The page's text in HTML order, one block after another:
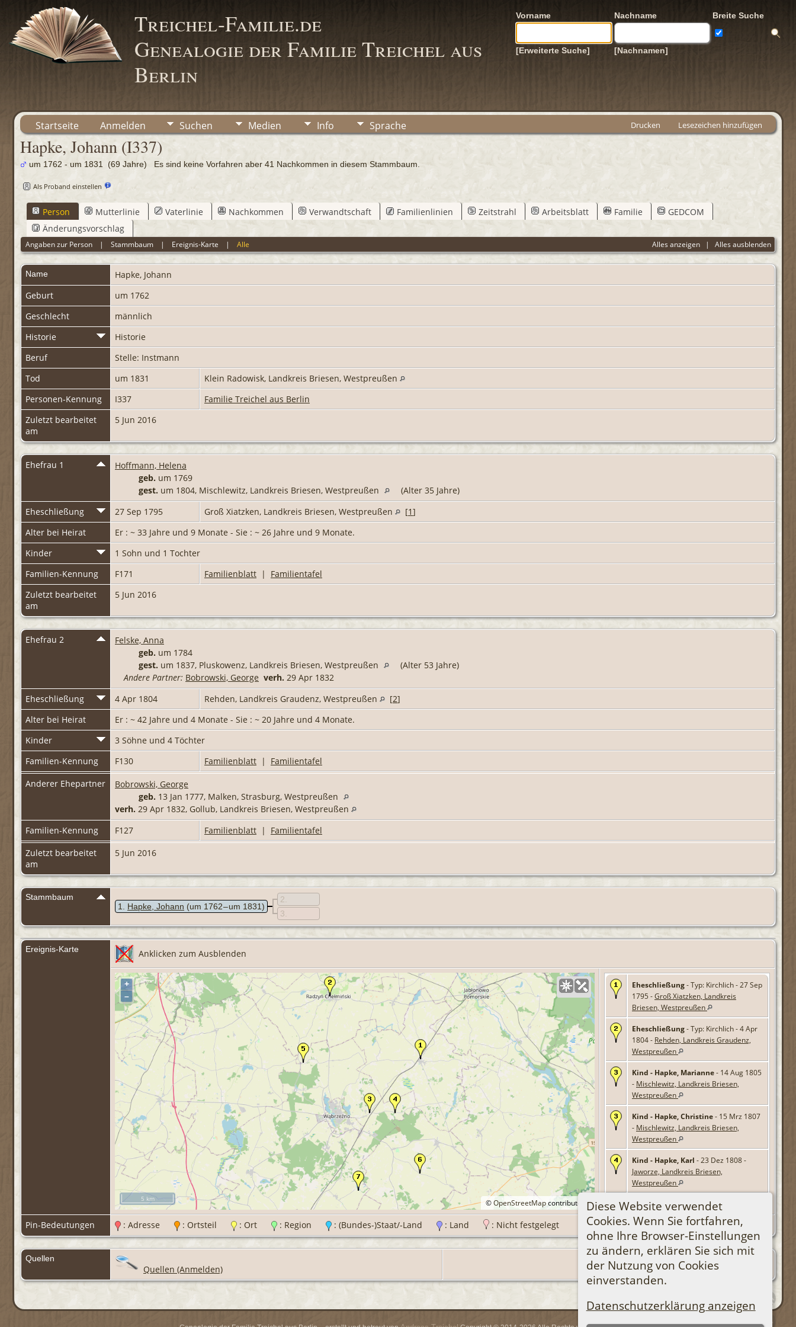
Treichel-Familie.de
Genealogie der Familie Treichel aus
Berlin
Vorname Nachname Breite Suche
[Erweiterte Suche] [Nachnamen]
Startseite Anmelden Suchen Medien Info Sprache Drucken Lesezeichen hinzufügen
Diese Website verwendet
Cookies. Wenn Sie fortfahren,
ohne Ihre Browser-Einstellungen
zu ändern, erklären Sie sich mit
der Nutzung von Cookies
einverstanden.
Datenschutzerklärung anzeigen
Hapke, Johann (I337)
um 1762 - um 1831 (69 Jahre) Es sind keine Vorfahren aber 41 Nachkommen in diesem Stammbaum.
Als Proband einstellen
Person Mutterlinie Vaterlinie Nachkommen Verwandtschaft Familienlinien Zeitstrahl Arbeitsblatt Familie
GEDCOM
Änderungsvorschlag
Alles anzeigen | Alles ausblenden
Angaben zur Person |Stammbaum | Ereignis-Karte |Alle
Name Hapke, Johann
Geburt
um 1762
Geschlecht
männlich
Historie
Historie
Beruf
Stelle: Instmann
Tod
um 1831
Klein Radowisk, Landkreis Briesen, Westpreußen
Personen-Kennung
I337
Familie Treichel aus Berlin
Zuletzt bearbeitet
am
5 Jun 2016
Ehefrau 1
Hoffmann, Helena
geb. um 1769
gest. um 1804, Mischlewitz, Landkreis Briesen, Westpreußen
(Alter 35 Jahre)
Eheschließung
27 Sep 1795 Groß Xiatzken, Landkreis Briesen, Westpreußen [1]
Alter bei Heirat
Er : ~ 33 Jahre und 9 Monate - Sie : ~ 26 Jahre und 9 Monate.
Kinder
1 Sohn und 1 Tochter
Familien-Kennung
F171 Familienblatt | Familientafel
Zuletzt bearbeitet
am
5 Jun 2016
Ehefrau 2
Felske, Anna
geb. um 1784
gest. um 1837, Pluskowenz, Landkreis Briesen, Westpreußen
(Alter 53 Jahre)
Andere Partner: Bobrowski, George verh. 29 Apr 1832
Eheschließung
4 Apr 1804 Rehden, Landkreis Graudenz, Westpreußen [2]
Alter bei Heirat
Er : ~ 42 Jahre und 4 Monate - Sie : ~ 20 Jahre und 4 Monate.
Kinder
3 Söhne und 4 Töchter
Familien-Kennung
F130 Familienblatt | Familientafel
Anderer Ehepartner
Bobrowski, George
geb. 13 Jan 1777, Malken, Strasburg, Westpreußen
verh. 29 Apr 1832, Gollub, Landkreis Briesen, Westpreußen
Familien-Kennung
F127 Familienblatt | Familientafel
Zuletzt bearbeitet
am
5 Jun 2016
Stammbaum
1
Hapke, Johann (um 1762 – um 1831)
2
3
Ereignis-Karte Anklicken zum Ausblenden
+
–
©OpenStreetMapcontributors.
5 km
Eheschließung- Typ: Kirchlich - 27 Sep
1795 -Groß Xiatzken, Landkreis
Briesen, Westpreußen
Eheschließung- Typ: Kirchlich - 4 Apr
1804 - Rehden, Landkreis Graudenz,
Westpreußen
Kind - Hapke, Marianne- 14 Aug 1805
- Mischlewitz, Landkreis Briesen,
Westpreußen
Kind - Hapke, Christine- 15 Mrz 1807
- Mischlewitz, Landkreis Briesen,
Westpreußen
Kind - Hapke, Karl - 23 Dez 1808 -
Jaworze, Landkreis Briesen,
Westpreußen
Kind - Hapke, Christian- 17 Mrz 1810
- Stanislawken, Landkreis Briesen,
Westpreußen
Kind - Hapke, Euphrosina- 12 Jan
1812 -
Kurkoczyn, Landkreis Briesen,
Westpreußen
Jaworze, Landkreis Briesen,
Westpreußen
Pin-Bedeutungen : Adresse : Ortsteil : Ort : Region : (Bundes-)Staat/-Land : Land : Nicht festgelegt
Quellen
Quellen (Anmelden)